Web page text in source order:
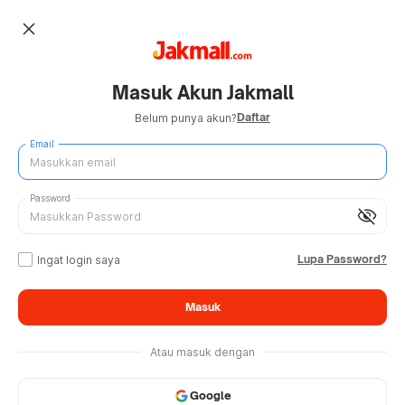
close
Masuk Akun Jakmall
Belum punya akun?Daftar
Email
visibility_off
Password
Ingat login saya Lupa Password?
Masuk
Atau masuk dengan
Google